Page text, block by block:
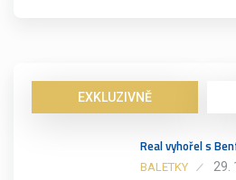
EXKLUZIVNĚ
Real vyhořel s
BALETKY 29.